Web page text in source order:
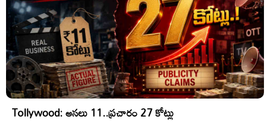
Tollywood: అసలు 11..ప్రచారం 27 కోట్లు